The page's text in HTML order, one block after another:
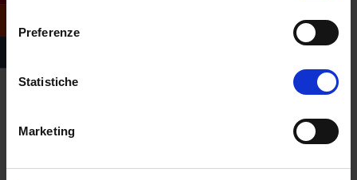
Preferenze
Statistiche
Marketing